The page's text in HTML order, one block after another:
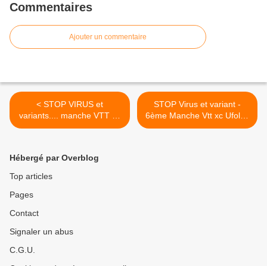
Commentaires
Ajouter un commentaire
< STOP VIRUS et
variants.... manche VTT xc
Ufolep de Talmont St Hilaire
STOP Virus et variant -
6ème Manche Vtt xc Ufolep
de Chauché >
Hébergé par Overblog
Top articles
Pages
Contact
Signaler un abus
C.G.U.